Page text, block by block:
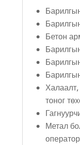
Бетон
Халаалт,
тоног
Метал